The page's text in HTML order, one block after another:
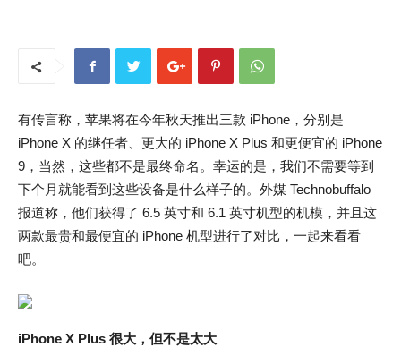
有传言称，苹果将在今年秋天推出三款 iPhone，分别是
iPhone X 的继任者、更大的 iPhone X Plus 和更便宜的 iPhone
9，当然，这些都不是最终命名。幸运的是，我们不需要等到
下个月就能看到这些设备是什么样子的。外媒 Technobuffalo
报道称，他们获得了 6.5 英寸和 6.1 英寸机型的机模，并且这
两款最贵和最便宜的 iPhone 机型进行了对比，一起来看看
吧。
iPhone X Plus 很大，但不是太大